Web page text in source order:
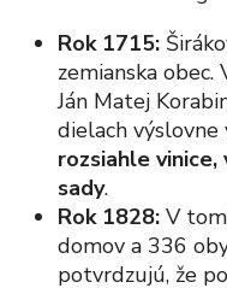
Rok 1715:
zemianska
Ján Matej
dielach výslovne
rozsiahle
sady.
Rok 1828: V
domov a 336
potvrdzujú, že